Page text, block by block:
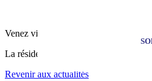
Venez visiter notre nouvel
La résidence AFFINITY offre cadre
Revenir aux actualités